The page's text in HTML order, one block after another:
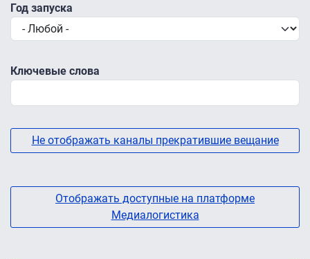
Год запуска
Ключевые слова
Не отображать каналы прекратившие вещание
Отображать доступные на платформе
Медиалогистика